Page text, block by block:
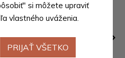
si môžete upraviť
vlastného uváženia.
PRIJAŤ VŠETKO